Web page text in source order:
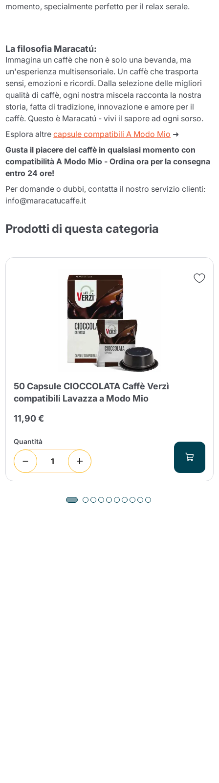
momento, specialmente perfetto per il relax serale.
La filosofia Maracatú:
Immagina un caffè che non è solo una bevanda, ma
un'esperienza multisensoriale. Un caffè che trasporta
sensi, emozioni e ricordi. Dalla selezione delle migliori
qualità di caffè, ogni nostra miscela racconta la nostra
storia, fatta di tradizione, innovazione e amore per il
caffè. Questo è Maracatú - vivi il sapore ad ogni sorso.
Esplora altrecapsule compatibili A Modo Mio ➜
Gusta il piacere del caffè in qualsiasi momento con
compatibilità A Modo Mio - Ordina ora per la consegna
entro 24 ore!
Per domande o dubbi, contatta il nostro servizio clienti:
info@maracatucaffe.it
Prodotti di questa categoria
50 Capsule CIOCCOLATA Caffè Verzì
compatibili Lavazza a Modo Mio
11,90 €
Quantità